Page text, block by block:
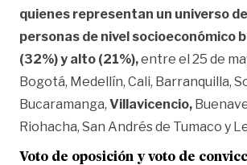
quienes representan un universo
personas de nivel socioeconómico
(32%) y alto (21%),entre el 25 de
Bogotá, Medellín, Cali, Barranquilla,
Bucaramanga, Villavicencio,
Riohacha, San Andrés de Tumaco y
Voto de oposición y voto de